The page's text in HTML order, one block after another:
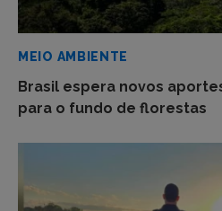
MEIO AMBIENTE
Brasil espera novos
para o fundo de florestas